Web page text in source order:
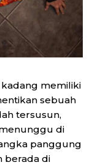
memiliki
sebuah
tersusun,
di
panggung
berada di